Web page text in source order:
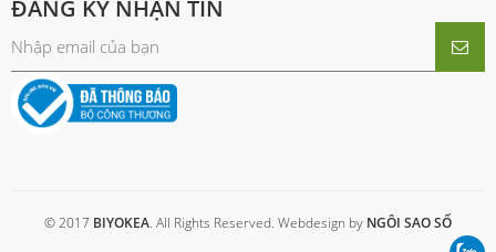
ĐĂNG KÝ NHẬN TIN
© 2017 BIYOKEA. All Rights Reserved. Webdesign by NGÔI SAO SỐ